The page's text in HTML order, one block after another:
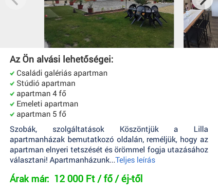
Az Ön alvási lehetőségei:
Családi galériás apartman
Stúdió apartman
apartman 4 fő
Emeleti apartman
apartman 5 fő
Szobák, szolgáltatások Köszöntjük a Lilla
apartmanházak bemutatkozó oldalán, reméljük, hogy az
apartman elnyeri tetszését és örömmel fogja utazásához
választani! Apartmanházunk...Teljes leírás
Árak már: 12 000 Ft / fő / éj-től